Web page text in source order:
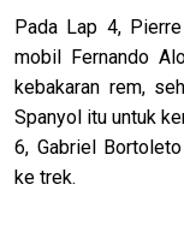
Pada Lap 4,
mobil Fernando
kebakaran rem,
Spanyol itu untuk
6, Gabriel
ke trek.